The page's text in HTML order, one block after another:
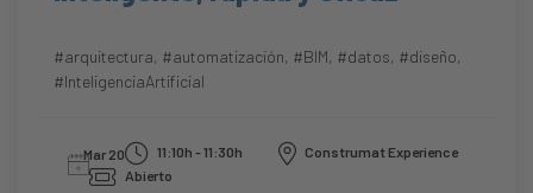
#arquitectura, #automatización, #BIM, #datos, #diseño,
#InteligenciaArtificial
Mar 20 11:10h - 11:30h
Construmat Experience
Abierto